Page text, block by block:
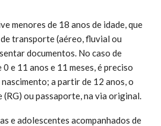
menores de 18 anos de idade, que
transporte (aéreo, fluvial ou
documentos. No caso de
e 11 anos e 11 meses, é preciso
a partir de 12 anos, o
ou passaporte, na via original.
e adolescentes acompanhados de